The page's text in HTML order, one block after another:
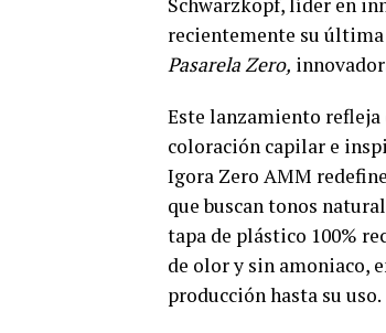
Schwarzkopf, líder en
recientemente su
Pasarela Zero,
Este lanzamiento refleja
coloración capilar e
Igora Zero AMM
que buscan tonos
tapa de plástico 100%
de olor y sin amoniaco,
producción hasta su uso.